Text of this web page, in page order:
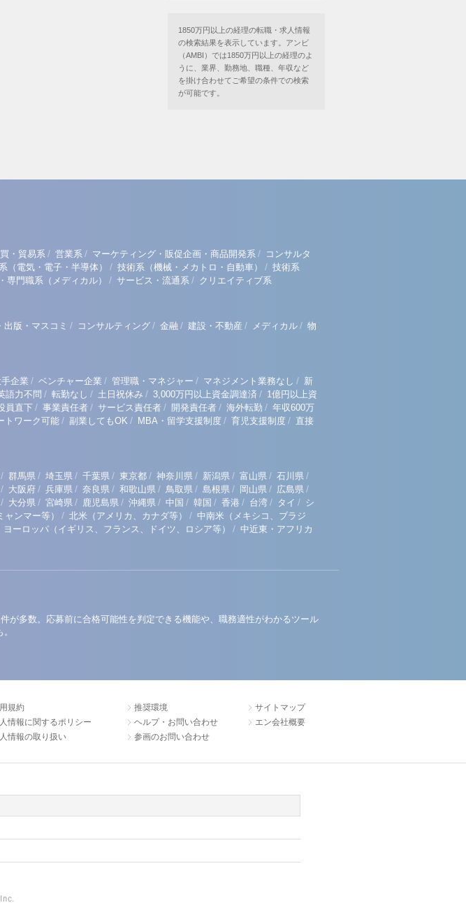
1850万円以上の経理の転職・求人情報
の検索結果を表示しています。アンビ
（AMBI）では1850万円以上の経理のよ
うに、業界、勤務地、職種、年収など
を掛け合わせてご希望の条件での検索
が可能です。
・貿易系 / 営業系 / マーケティング・販促企画・商品開発系 / コンサルタ
（電気・電子・半導体） / 技術系（機械・メカトロ・自動車） / 技術系
専門職系（メディカル） / サービス・流通系 / クリエイティブ系
出版・マスコミ / コンサルティング / 金融 / 建設・不動産 / メディカル / 物
手企業 / ベンチャー企業 / 管理職・マネジャー / マネジメント業務なし / 新
語力不問 / 転勤なし / 土日祝休み / 3,000万円以上資金調達済 / 1億円以上資
員直下 / 事業責任者 / サービス責任者 / 開発責任者 / 海外転勤 / 年収600万
トワーク可能 / 副業してもOK / MBA・留学支援制度 / 育児支援制度 / 直接
/ 群馬県 / 埼玉県 / 千葉県 / 東京都 / 神奈川県 / 新潟県 / 富山県 / 石川県 /
/ 大阪府 / 兵庫県 / 奈良県 / 和歌山県 / 鳥取県 / 島根県 / 岡山県 / 広島県 /
/ 大分県 / 宮崎県 / 鹿児島県 / 沖縄県 / 中国 / 韓国 / 香港 / 台湾 / タイ / シ
ンマー等） / 北米（アメリカ、カナダ等） / 中南米（メキシコ、ブラジ
ヨーロッパ（イギリス、フランス、ドイツ、ロシア等） / 中近東・アフリカ
が多数。応募前に合格可能性を判定できる機能や、職務適性がわかるツール
規約
情報に関するポリシー
情報の取り扱い
推奨環境
ヘルプ・お問い合わせ
参画のお問い合わせ
サイトマップ
エン会社概要